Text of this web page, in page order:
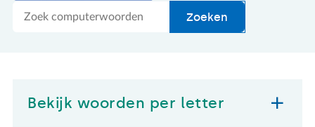
Zoek
Zoeken
Bekijk woorden per letter